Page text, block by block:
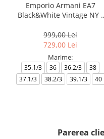
Emporio Armani EA7
Black&White Vintage NY -
999,00 Lei
729,00 Lei
Marime:
35.1/3 36 36.2/3
38
37.1/3
38.2/3 39.1/3 40
Parerea